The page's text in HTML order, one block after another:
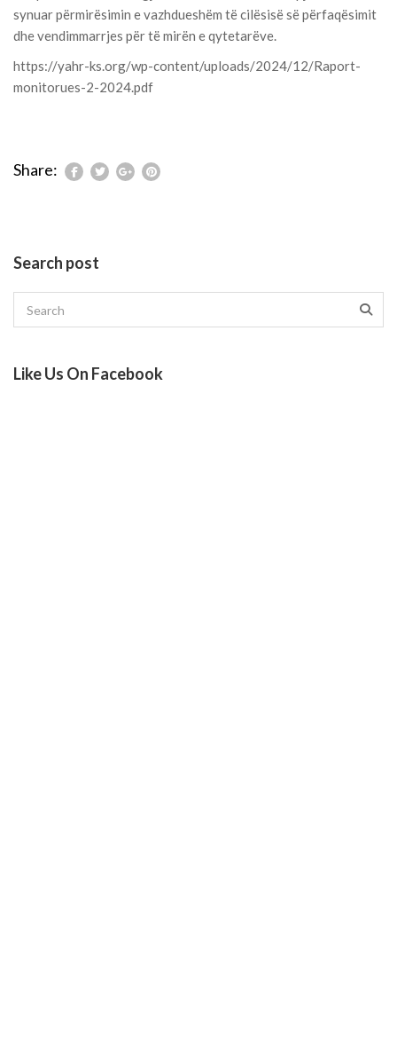
synuar përmirësimin e vazhdueshëm të cilësisë së përfaqësimit
dhe vendimmarrjes për të mirën e qytetarëve.
https://yahr-ks.org/wp-content/uploads/2024/12/Raport-
monitorues-2-2024.pdf
Share:
Search post
Like Us On Facebook